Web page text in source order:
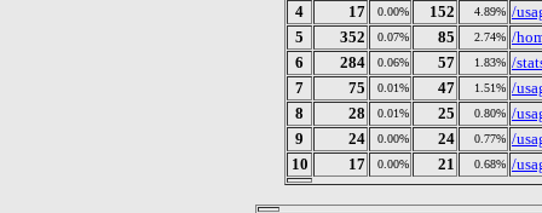
4
17 0.00% 152 4.89% /
5
352 0.07% 85 2.74% /
6
284 0.06% 57 1.83% /
7
75 0.01% 47 1.51% /
8
28 0.01% 25 0.80% /
9
24 0.00% 24 0.77% /
10
17 0.00% 21 0.68% /